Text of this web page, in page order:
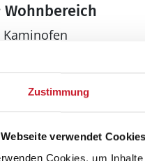
Zustimmung
verwendet
Cookies, um
Wohnbereich
Kaminofen
Küche
Geschirrspüler
El-Kochplatten/Ofen